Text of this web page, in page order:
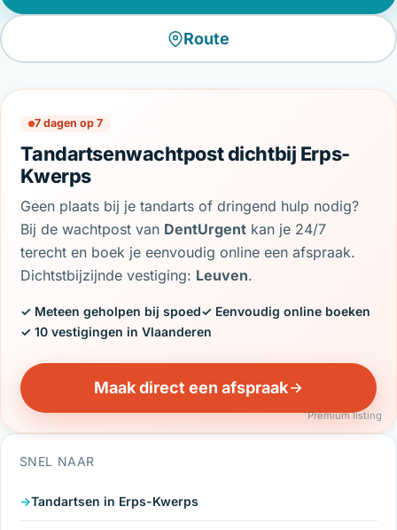
Route
7 dagen op 7
Tandartsenwachtpost dichtbij Erps-
Kwerps
Geen plaats bij je tandarts of dringend hulp nodig?
Bij de wachtpost van DentUrgent kan je 24/7
terecht en boek je eenvoudig online een afspraak.
Dichtstbijzijnde vestiging: Leuven.
✓ Meteen geholpen bij spoed✓ Eenvoudig online boeken
✓ 10 vestigingen in Vlaanderen
Maak direct een afspraak
Premium listing
SNEL NAAR
Tandartsen in Erps-Kwerps